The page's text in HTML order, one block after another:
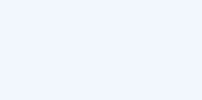
onlarca eğitim seni bekliyor!